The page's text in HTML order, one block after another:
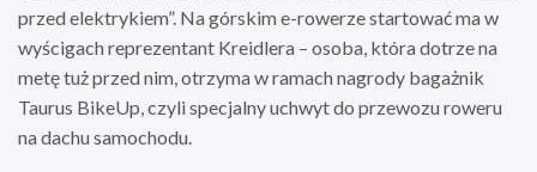
przed elektrykiem”. Na górskim e-rowerze startować ma w
wyścigach reprezentant Kreidlera – osoba, która dotrze na
metę tuż przed nim, otrzyma w ramach nagrody bagażnik
Taurus BikeUp, czyli specjalny uchwyt do przewozu roweru
na dachu samochodu.